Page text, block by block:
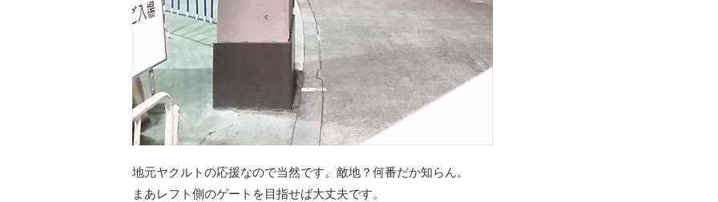
地元ヤクルトの応援なので当然です。敵地？何番だか知らん。
まあレフト側のゲートを目指せば大丈夫です。